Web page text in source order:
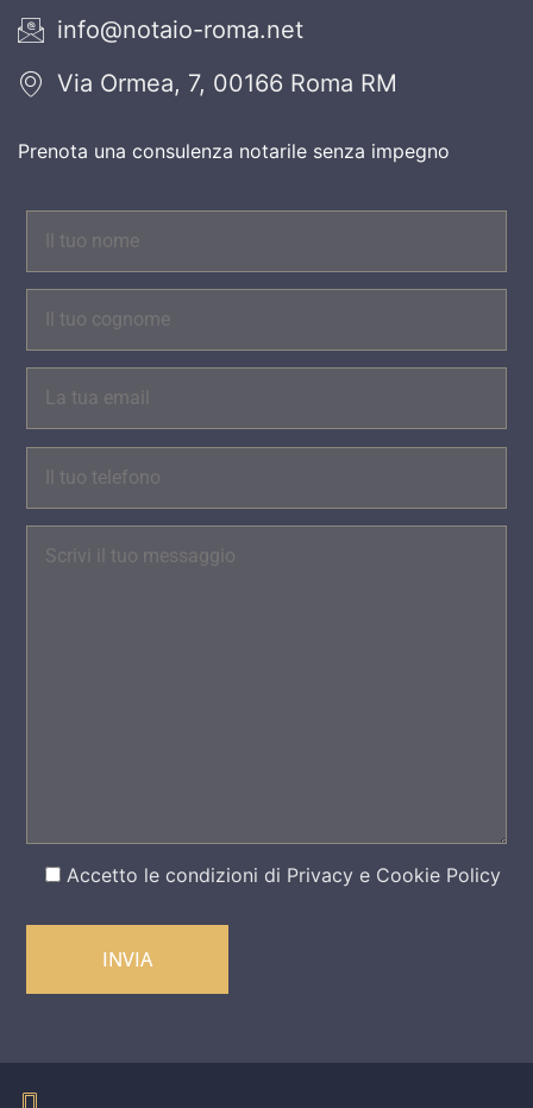
info@notaio-roma.net
Via Ormea, 7, 00166 Roma RM
Prenota una consulenza notarile senza impegno
Accetto le condizioni di Privacy e Cookie Policy